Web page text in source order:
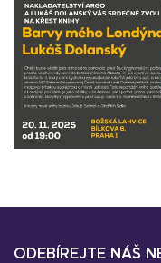
ODEBÍREJTE NÁŠ